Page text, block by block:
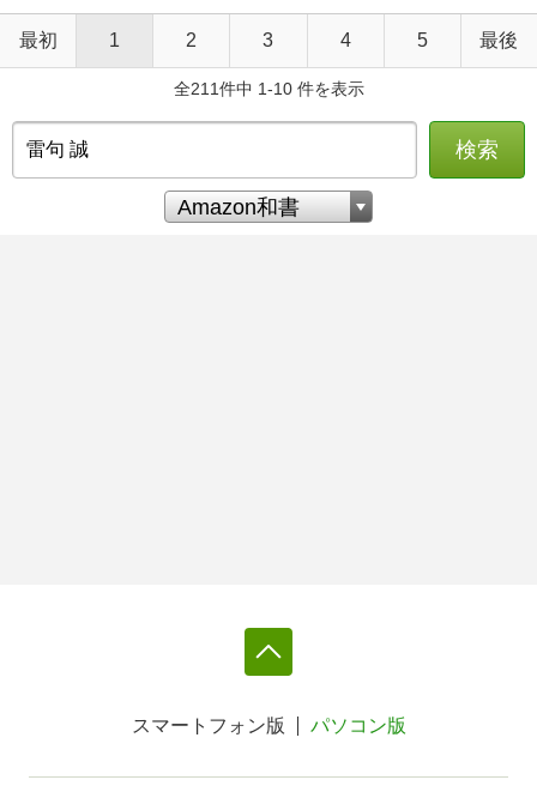
最初 1 2 3 4 5 最後
全211件中 1-10 件を表示
検索
スマートフォン版 パソコン版